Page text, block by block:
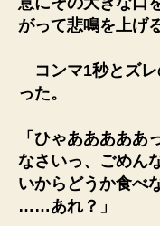
がって悲鳴を上げる
コンマ1秒とズレ
った。
「ひゃああああ
なさいっ、ごめん
いからどうか食べ
……あれ？」